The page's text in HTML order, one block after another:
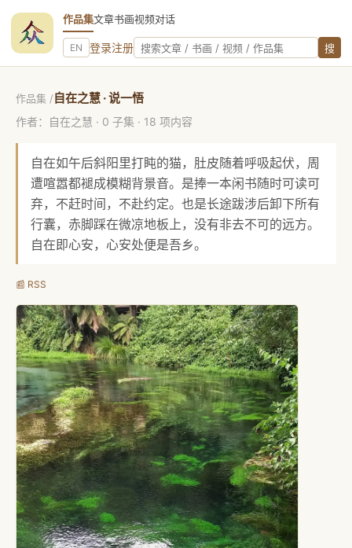
作品集文章书画视频对话
EN 登录注册站内搜索 搜
作品集 /自在之慧 · 说一悟
作者：自在之慧 · 0 子集 · 18 项内容
自在如午后斜阳里打盹的猫，肚皮随着呼吸起伏，周
遭喧嚣都褪成模糊背景音。是捧一本闲书随时可读可
弃，不赶时间，不赴约定。也是长途跋涉后卸下所有
行囊，赤脚踩在微凉地板上，没有非去不可的远方。
自在即心安，心安处便是吾乡。
📰 RSS